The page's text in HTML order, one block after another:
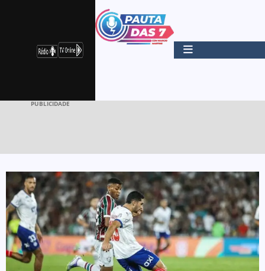
PUBLICIDADE